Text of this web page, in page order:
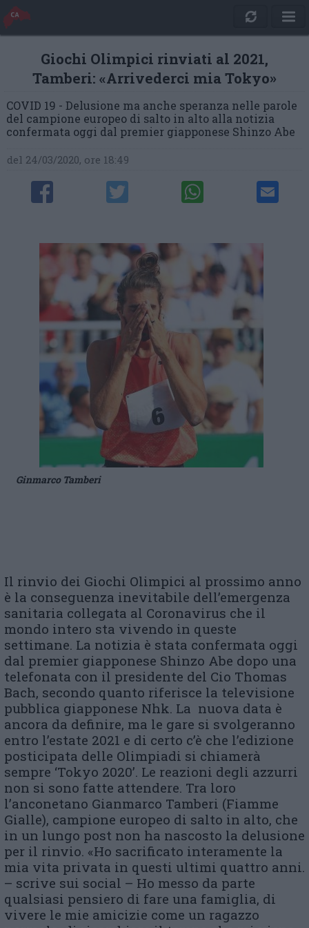
Giochi Olimpici rinviati al 2021,
Tamberi: «Arrivederci mia Tokyo»
COVID 19 - Delusione ma anche speranza nelle parole
del campione europeo di salto in alto alla notizia
confermata oggi dal premier giapponese Shinzo Abe
del 24/03/2020, ore 18:49
Ginmarco Tamberi
Il rinvio dei Giochi Olimpici al prossimo anno
è la conseguenza inevitabile dell’emergenza
sanitaria collegata al Coronavirus che il
mondo intero sta vivendo in queste
settimane. La notizia è stata confermata oggi
dal premier giapponese Shinzo Abe dopo una
telefonata con il presidente del Cio Thomas
Bach, secondo quanto riferisce la televisione
pubblica giapponese Nhk. La nuova data è
ancora da definire, ma le gare si svolgeranno
entro l’estate 2021 e di certo c’è che l’edizione
posticipata delle Olimpiadi si chiamerà
sempre ‘Tokyo 2020’. Le reazioni degli azzurri
non si sono fatte attendere. Tra loro
l’anconetano Gianmarco Tamberi (Fiamme
Gialle), campione europeo di salto in alto, che
in un lungo post non ha nascosto la delusione
per il rinvio. «Ho sacrificato interamente la
mia vita privata in questi ultimi quattro anni.
– scrive sui social – Ho messo da parte
qualsiasi pensiero di fare una famiglia, di
vivere le mie amicizie come un ragazzo